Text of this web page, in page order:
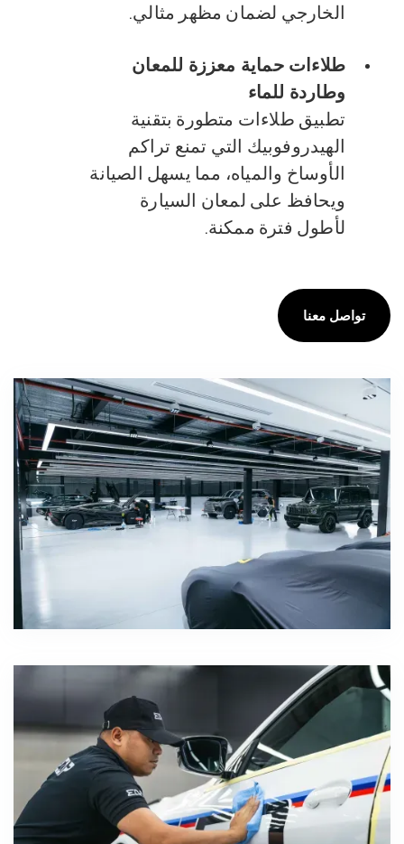
الخارجي لضمان مظهر مثالي.
طلاءات حماية معززة للمعان
وطاردة للماء
تطبيق طلاءات متطورة بتقنية
الهيدروفوبيك التي تمنع تراكم
الأوساخ والمياه، مما يسهل الصيانة
ويحافظ على لمعان السيارة
لأطول فترة ممكنة.
تواصل معنا